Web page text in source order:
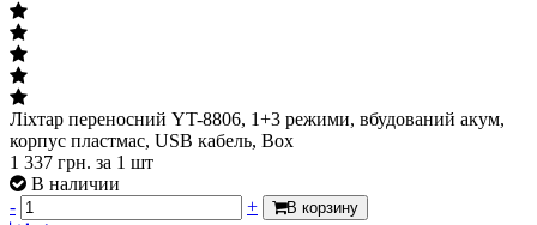
Ліхтар переносний YT-8806, 1+3 режими, вбудований акум,
корпус пластмас, USB кабель, Box
1 337 грн. за 1 шт
В наличии
-
+ В корзину